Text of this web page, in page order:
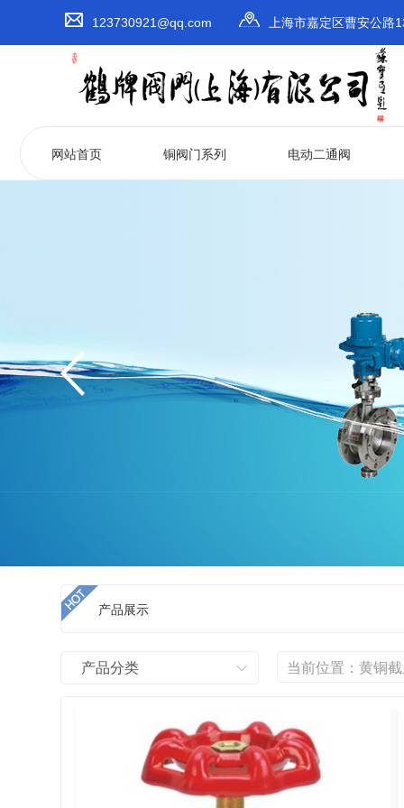
123730921@qq.com 上海市嘉定区曹安公路
网站首页 铜阀门系列 电动二通阀
产品展示
产品分类 当前位置：黄铜